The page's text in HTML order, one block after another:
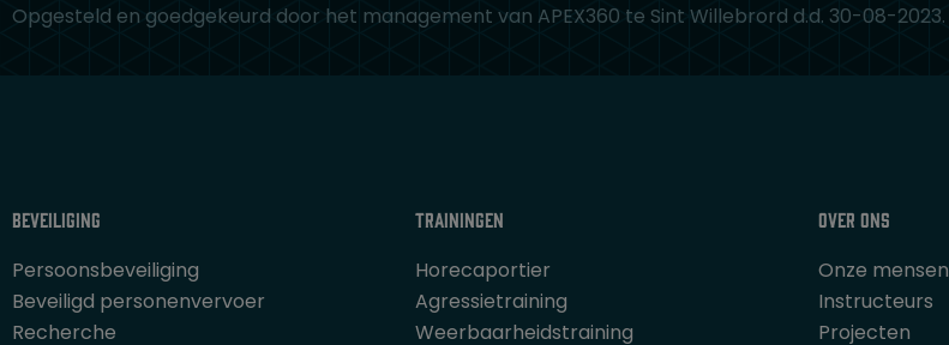
Opgesteld en goedgekeurd door het management van APEX360 te Sint Willebrord d.d. 30-08-2023.
Beveiliging
Persoonsbeveiliging
Beveiligd personenvervoer
Recherche
Trainingen
Horecaportier
Agressietraining
Weerbaarheidstraining
Over ons
Onze mensen
Instructeurs
Projecten